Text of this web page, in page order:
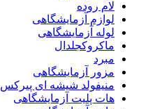
لام روده
لوازم آزمایشگاهی
لوله آزمایشگاهی
ماکروکجلدال
مبرد
مزور آزمایشگاهی
منیفولد شیشه ای پیرکس
هات پلیت آزمایشگاهی